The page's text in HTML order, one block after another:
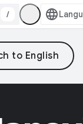
/